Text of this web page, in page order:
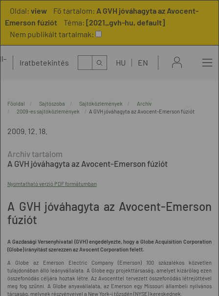
Oldal: view Fő tartalom: A GVH jóváhagyta az Avocent-
Emerson fúziót
Téma: [2021_gvh-hu, default]
Nem publikált tartalmak:
Iratbetekintés Kereső HU EN
Főoldal Sajtószoba Sajtóközlemények
Archív
2009-es sajtóközlemények
A GVH jóváhagyta az Avocent-Emerson fúziót
2009. 12. 18.
A GVH jóváhagyta az Avocent-Emerson fúziót
Nyomtatható verzió PDF formátumban
A GVH jóváhagyta az Avocent-Emerson
fúziót
A Gazdasági Versenyhivatal (GVH) engedélyezte, hogy a Globe Acquisition Corporation
(Globe) irányítást szerezzen az Avocent Corporation felett.
A Globe az Emerson Electric Company (Emerson) 100 százalékos közvetlen
tulajdonában álló leányvállalata. A Globe egy projekttársaság, amelyet kizárólag ezen
összefonódás céljára hoztak létre. Az Avocenttel tervezett összefonódás létrejöttével
meg fog szűnni. A Globe anyavállalata, az Emerson egy Missouri állambeli nyilvános
társaság, melynek részvényeivel a New York-i tőzsdén (NYSE) kereskednek.